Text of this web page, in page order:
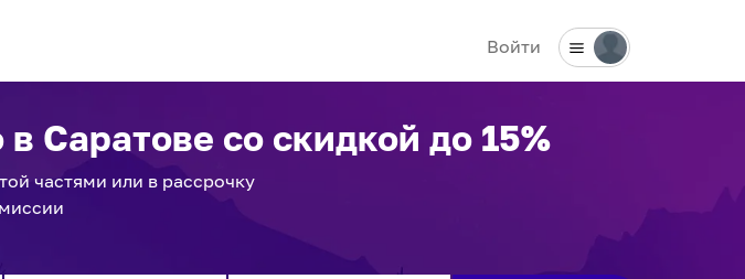
Войти
в Саратове со скидкой до 15%
частями или в рассрочку